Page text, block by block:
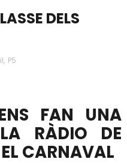
DELS
, P5
FAN UNA
RÀDIO DE
CARNAVAL